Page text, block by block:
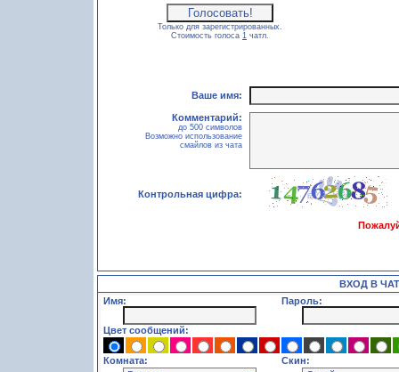
Только для зарегистрированных.
Стоимость голоса 1 чатл.
Ваше имя:
Комментарий:
до 500 символов
Возможно использование
смайлов из чата
Контрольная цифра:
ВХОД В ЧАТ
Имя:
Пароль:
Цвет сообщений:
Комната: Скин: